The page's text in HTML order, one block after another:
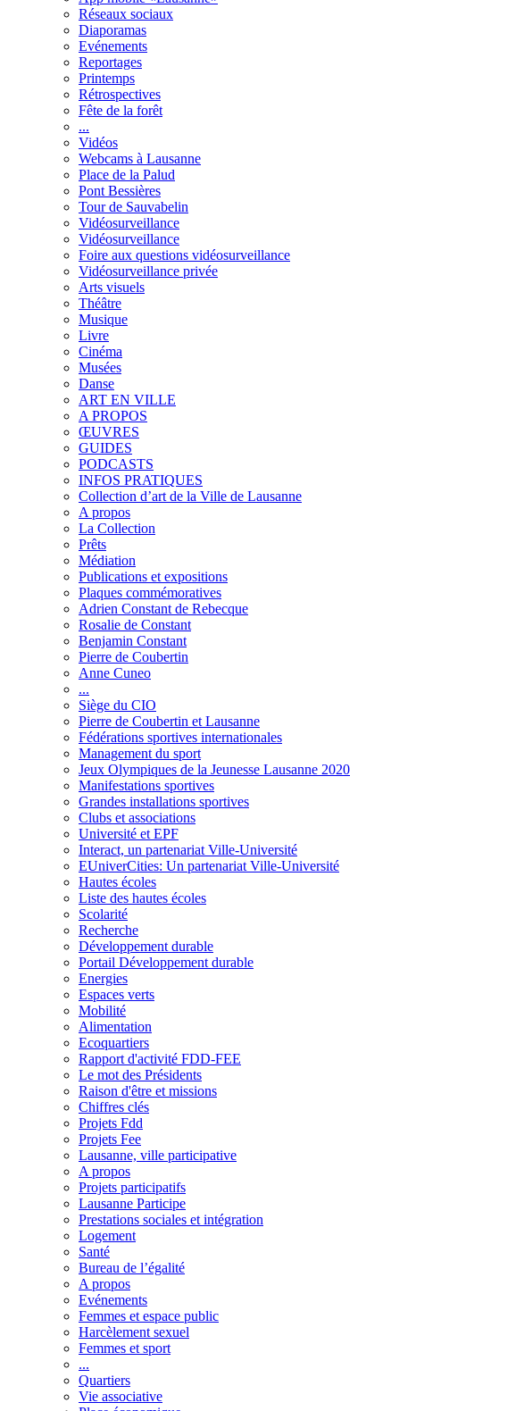
Réseaux sociaux
Diaporamas
Evénements
Reportages
Printemps
Rétrospectives
Fête de la forêt
...
Vidéos
Webcams à Lausanne
Place de la Palud
Pont Bessières
Tour de Sauvabelin
Vidéosurveillance
Vidéosurveillance
Foire aux questions vidéosurveillance
Vidéosurveillance privée
Arts visuels
Théâtre
Musique
Livre
Cinéma
Musées
Danse
ART EN VILLE
A PROPOS
ŒUVRES
GUIDES
PODCASTS
INFOS PRATIQUES
Collection d’art de la Ville de Lausanne
A propos
La Collection
Prêts
Médiation
Publications et expositions
Plaques commémoratives
Adrien Constant de Rebecque
Rosalie de Constant
Benjamin Constant
Pierre de Coubertin
Anne Cuneo
...
Siège du CIO
Pierre de Coubertin et Lausanne
Fédérations sportives internationales
Management du sport
Jeux Olympiques de la Jeunesse Lausanne 2020
Manifestations sportives
Grandes installations sportives
Clubs et associations
Université et EPF
Interact, un partenariat Ville-Université
EUniverCities: Un partenariat Ville-Université
Hautes écoles
Liste des hautes écoles
Scolarité
Recherche
Développement durable
Portail Développement durable
Energies
Espaces verts
Mobilité
Alimentation
Ecoquartiers
Rapport d'activité FDD-FEE
Le mot des Présidents
Raison d'être et missions
Chiffres clés
Projets Fdd
Projets Fee
Lausanne, ville participative
A propos
Projets participatifs
Lausanne Participe
Prestations sociales et intégration
Logement
Santé
Bureau de l’égalité
A propos
Evénements
Femmes et espace public
Harcèlement sexuel
Femmes et sport
...
Quartiers
Vie associative